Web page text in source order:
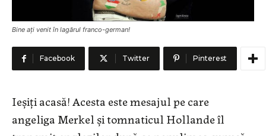
Bine ați venit în lagărul franco-german!
Facebook Twitter Pinterest
Ieșiți acasă! Acesta este mesajul pe care
angeliga Merkel și tomnaticul Hollande îl